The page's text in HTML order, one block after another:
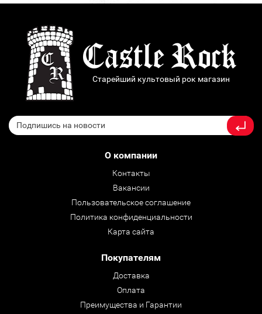
Старейший культовый рок магазин
О компании
Контакты
Вакансии
Пользовательское соглашение
Политика конфиденциальности
Карта сайта
Покупателям
Доставка
Оплата
Преимущества и Гарантии